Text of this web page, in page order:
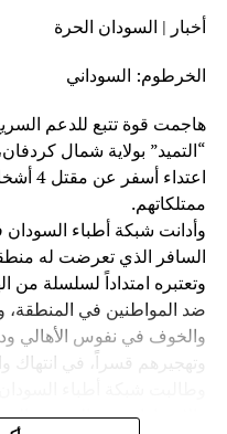
أخبار | السودان الحرة
الخرطوم: السوداني
هاجمت قوة تتبع للدعم
“التميد” بولاية شمال
ممتلكاتهم.
وأدانت شبكة أطباء السودان
السافر الذي تعرضت له
وتعتبره امتداداً لسلسلة من
ضد المواطنين في
والخوف في نفوس الأهالي
وتهجيرهم قسراً، في انتهاك
والاعتداءات ضد المدنيين